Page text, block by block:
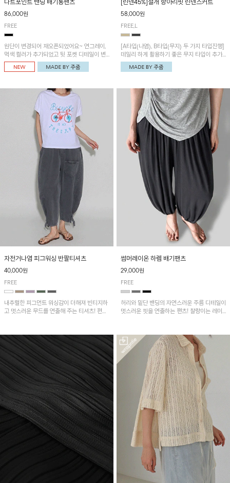
다트포인트 밴딩 배기통팬츠
86,000원
FREE
원단이 변경되어 재오픈되었어요~ 연그레이,
먹색 컬러가 추가되었고 뒷 포켓 디테일이 변
경되었습니다~가볍고 시원하게 착용되는 배
기통팬츠! 허리밴딩과 여유로운 통으로 편안해
[린넨45%]절개 항아리핏 린넨스커트
58,000원
FREE,L
[A타입(나염), B타입(무지) 두 가지 타입진행]
데일리 하게 활용하기 좋은 무지 타입이 추가
되었어요~ 볼륨감 있는 항아리핏 실루엣이 유
니크하며 포켓디테일이 POINT!
자전거나염 피그워싱 반팔티셔츠
40,000원
FREE
내추럴한 피그먼트 워싱감이 더해져 빈티지하
고 멋스러운 무드를 연출해 주는 티셔츠! 편안
썸머레이온 하렘 배기팬츠
29,000원
FREE
허리와 밑단 밴딩의 자연스러운 주름 디테일이
멋스러운 핏을 연출하는 팬츠! 찰랑이는 레이
기기 좋은 아이템입니다~